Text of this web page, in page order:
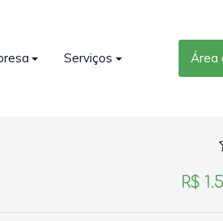
Serviços Área
R$